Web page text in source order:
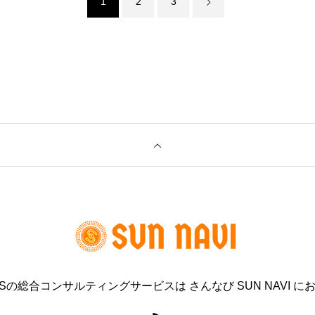
の総合コンサルティングサービスは さんなび SUN NAVI にお